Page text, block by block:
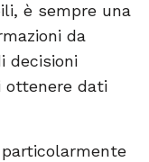
è sempre una
da
decisioni
ottenere dati